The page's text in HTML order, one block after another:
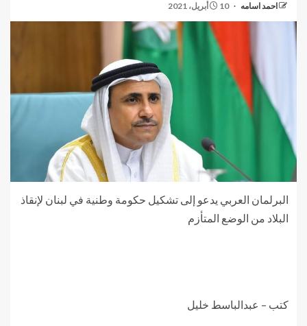
احمد اسامه 10 أبريل، 2021
البرلمان العربي يدعو إلى تشكيل حكومة وطنية في لبنان لإنقاذ
البلاد من الوضع المتأزم
كتب – عبدالباسط خليل